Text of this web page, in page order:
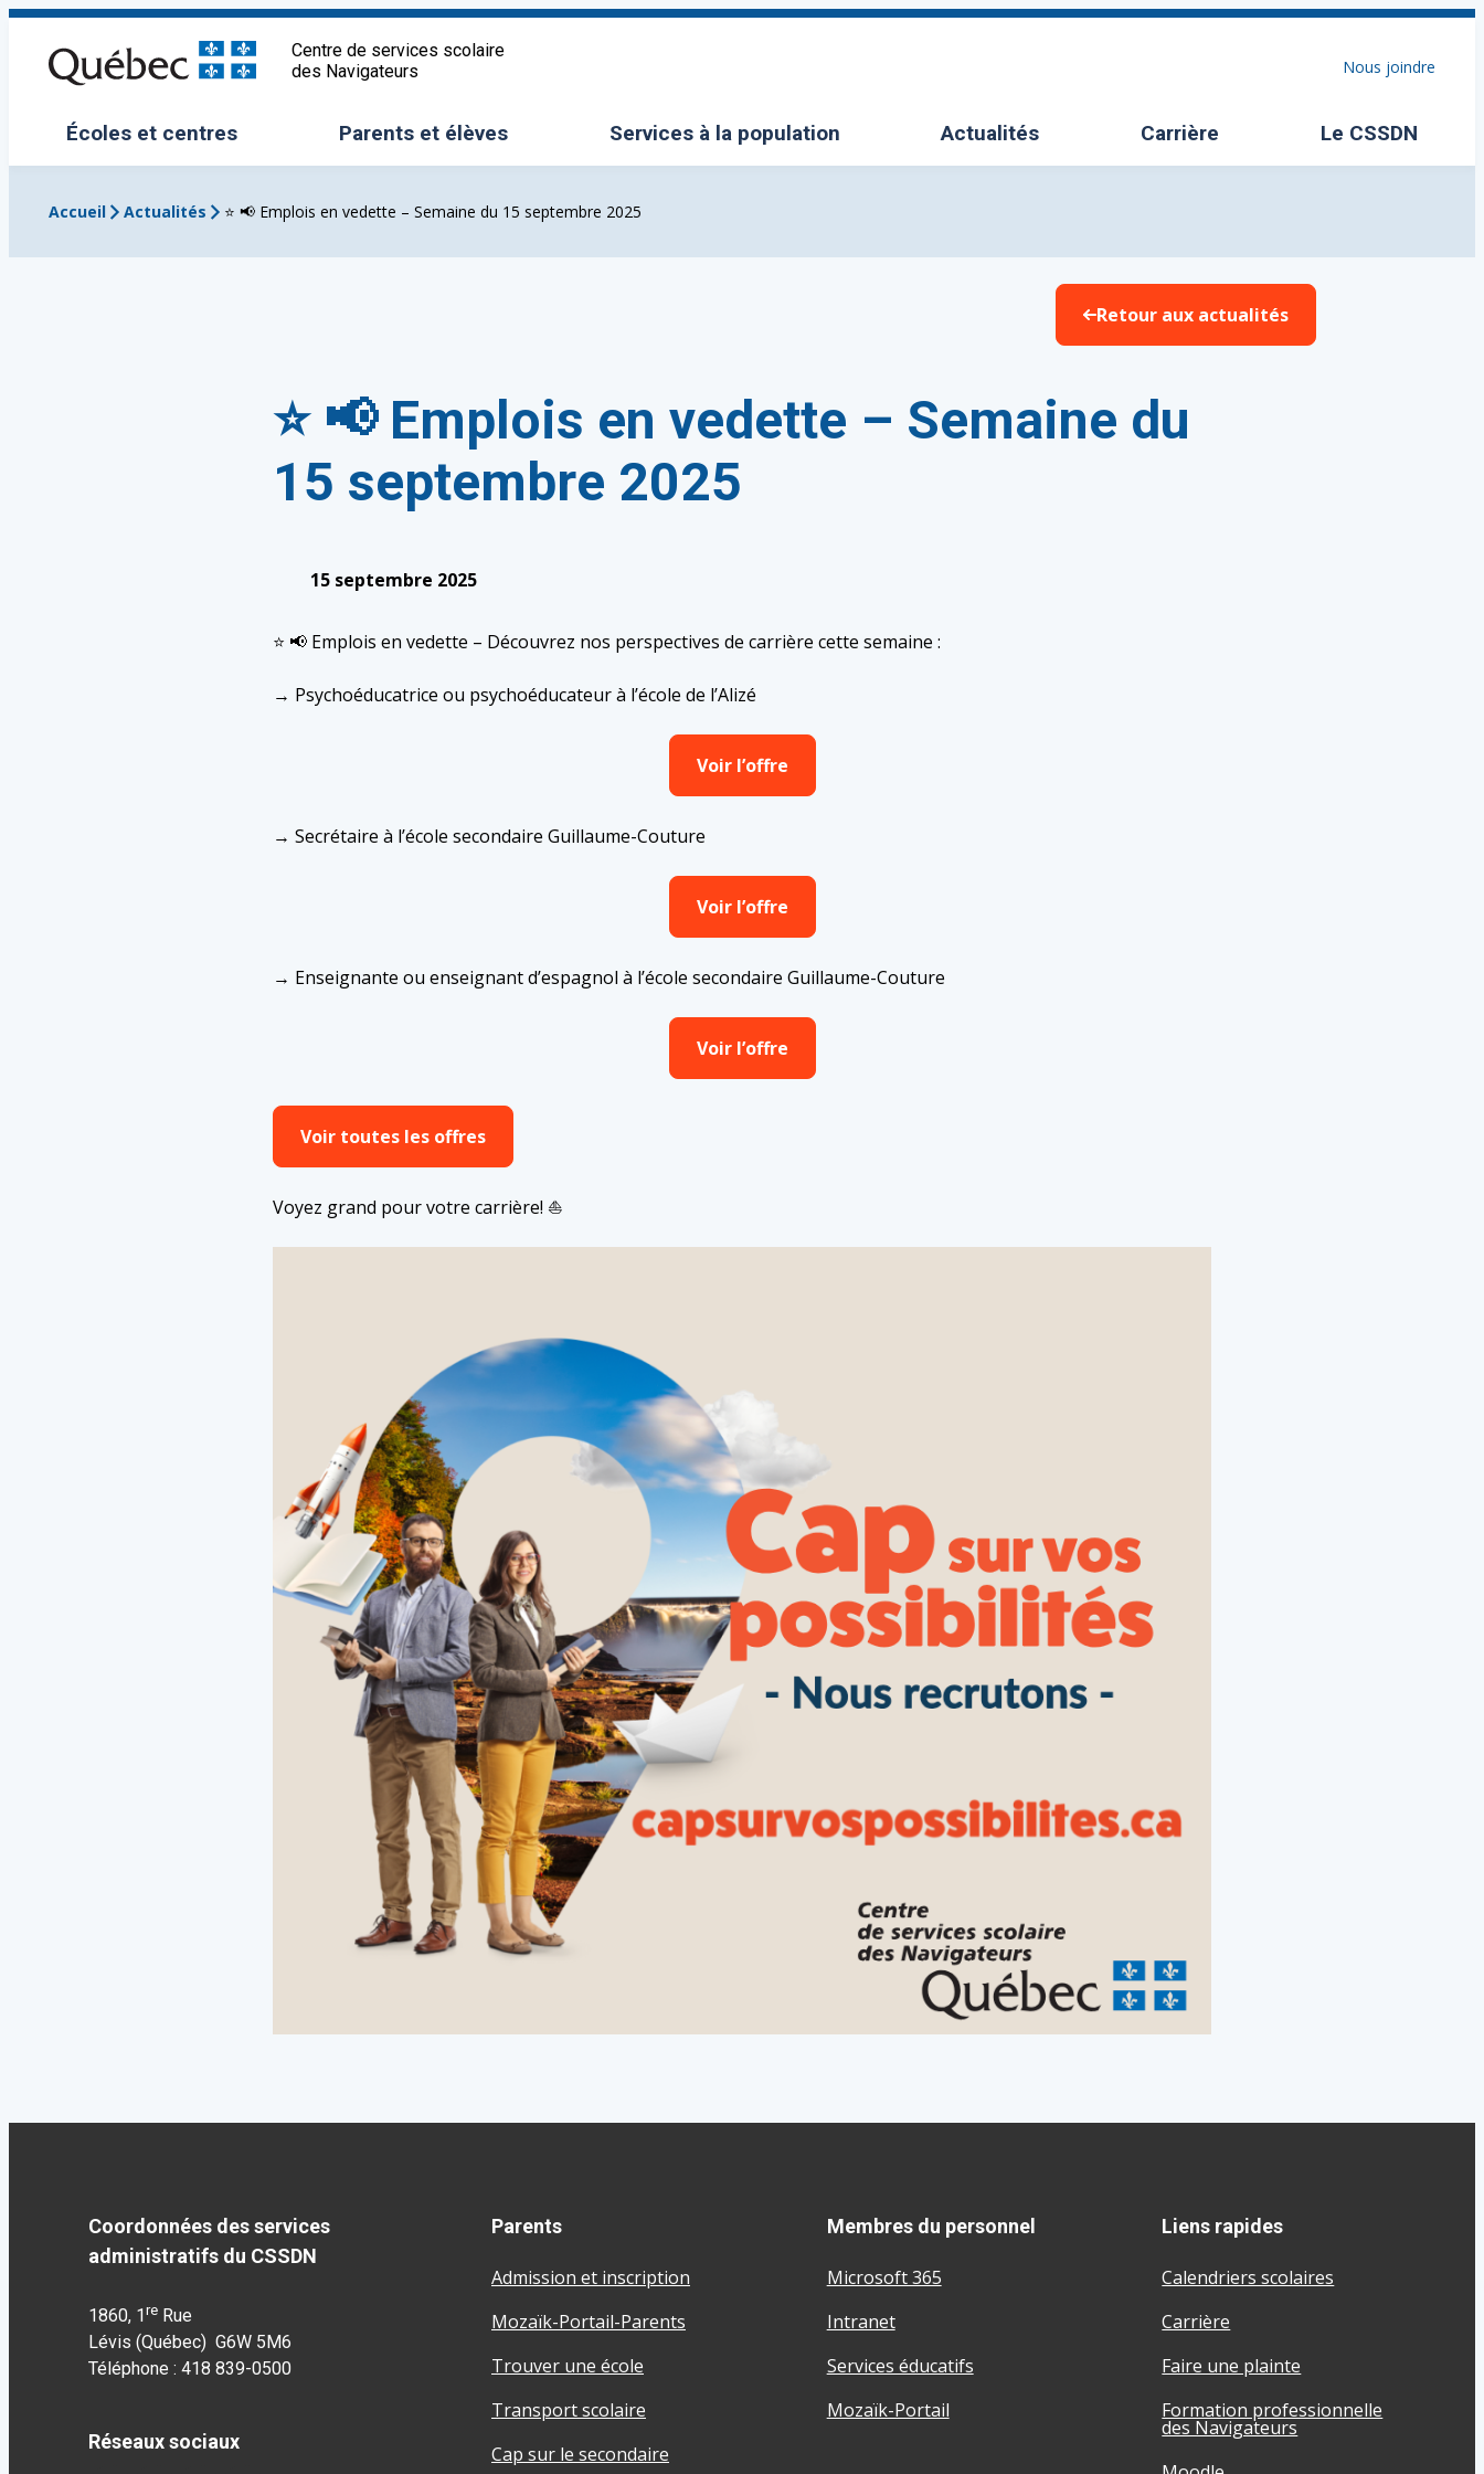
Aller
contenu
Centre de services scolaire
des Navigateurs
Nous joindre
Écoles et centres
Ouvrir/Fermer le sous-menu Parents et élèves
Ouvrir/Fermer le sous-menuServices à la population
Ouvrir/Fermer le sous-menu Actualités Carrière Le CSSDN
Ouvrir/Fermer
Accueil Actualités ⭐️ 📢 Emplois en vedette – Semaine du 15 septembre 2025
Retour aux actualités
⭐️ 📢 Emplois en vedette – Semaine du
15 septembre 2025
15 septembre 2025
⭐️ 📢 Emplois en vedette – Découvrez nos perspectives de carrière cette semaine :
→ Psychoéducatrice ou psychoéducateur à l’école de l’Alizé
Voir l’offre
→ Secrétaire à l’école secondaire Guillaume-Couture
Voir l’offre
→ Enseignante ou enseignant d’espagnol à l’école secondaire Guillaume-Couture
Voir l’offre
Voir toutes les offres
Voyez grand pour votre carrière! ⛵️
Coordonnées des services
administratifs du CSSDN
1860, 1re Rue
Lévis (Québec) G6W 5M6
Téléphone : 418 839-0500
Réseaux sociaux
Parents
Admission et inscription
Mozaïk-Portail-Parents
Trouver une école
Transport scolaire
Cap sur le secondaire
Membres du personnel
Microsoft 365
Intranet
Services éducatifs
Mozaïk-Portail
Liens rapides
Calendriers scolaires
Carrière
Faire une plainte
Formation professionnelle
des Navigateurs